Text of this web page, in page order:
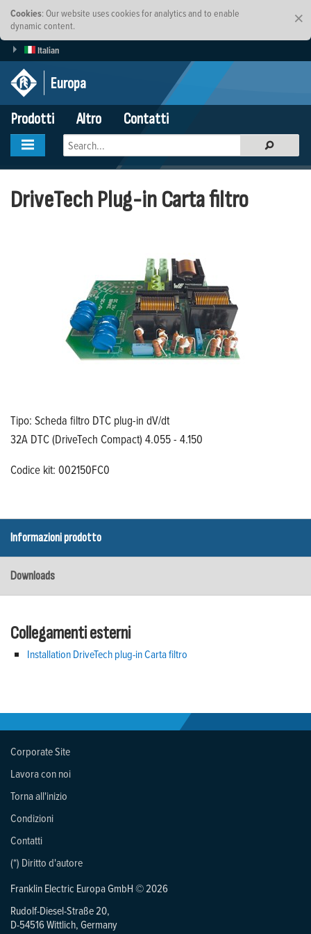
×
Cookies: Our website uses cookies for analytics and to enable
dynamic content.
Italian
Europa
Prodotti
Altro Contatti
DriveTech Plug-in Carta filtro
Tipo: Scheda filtro DTC plug-in dV/dt
32A DTC (DriveTech Compact) 4.055 - 4.150
Codice kit: 002150FC0
Informazioni prodotto
Downloads
Collegamenti esterni
Installation DriveTech plug-in Carta filtro
Corporate Site
Lavora con noi
Torna all'inizio
Condizioni
Contatti
(*) Diritto d'autore
Franklin Electric Europa GmbH © 2026
Rudolf-Diesel-Straße 20,
D-54516 Wittlich, Germany